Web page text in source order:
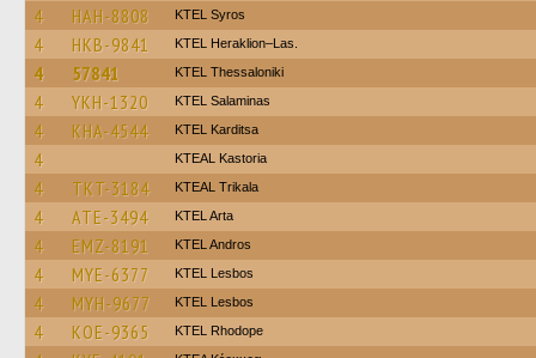
4 HAH-8808 KTEL Syros
4 HKB-9841 KTEL Heraklion–Las.
4 57841 KTEL Thessaloniki
4 YKH-1320 KTEL Salaminas
4 KHA-4544 ΚΤΕL Karditsa
4 KTEAL Kastoria
4 TKT-3184 KTEAL Trikala
4 ATE-3494 KTEL Arta
4 EMZ-8191 KTEL Andros
4 MYE-6377 KTEL Lesbos
4 MYH-9677 KTEL Lesbos
4 KOE-9365 KTEL Rhodope